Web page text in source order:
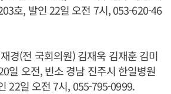
호, 발인 22일 오전 7시, 053-620-46
경(전 국회의원) 김재욱 김재훈 김미
일 오전, 빈소 경남 진주시 한일병원
22일 오전 7시, 055-795-0999.